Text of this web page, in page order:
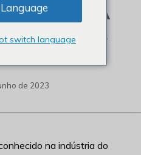
USOU UMA
UMA LINHA
de 2023
na indústria do
switch language